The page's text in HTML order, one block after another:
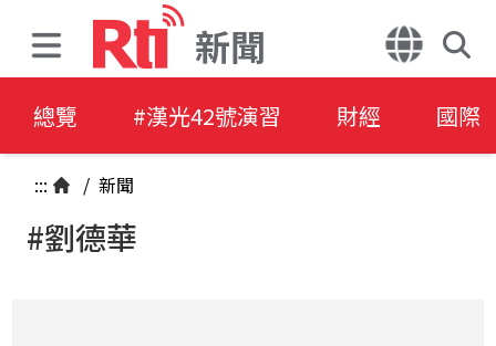
新聞
總覽 #漢光42號演習 財經 國際
::: / 新聞
#劉德華